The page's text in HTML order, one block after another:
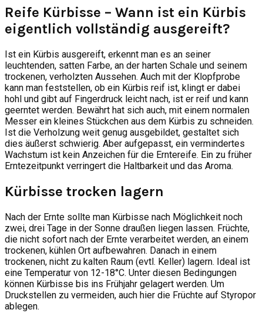
Reife Kürbisse – Wann ist ein Kürbis
eigentlich vollständig ausgereift?
Ist ein Kürbis ausgereift, erkennt man es an seiner
leuchtenden, satten Farbe, an der harten Schale und seinem
trockenen, verholzten Aussehen. Auch mit der Klopfprobe
kann man feststellen, ob ein Kürbis reif ist, klingt er dabei
hohl und gibt auf Fingerdruck leicht nach, ist er reif und kann
geerntet werden. Bewährt hat sich auch, mit einem normalen
Messer ein kleines Stückchen aus dem Kürbis zu schneiden.
Ist die Verholzung weit genug ausgebildet, gestaltet sich
dies äußerst schwierig. Aber aufgepasst, ein vermindertes
Wachstum ist kein Anzeichen für die Erntereife. Ein zu früher
Erntezeitpunkt verringert die Haltbarkeit und das Aroma.
Kürbisse trocken lagern
Nach der Ernte sollte man Kürbisse nach Möglichkeit noch
zwei, drei Tage in der Sonne draußen liegen lassen. Früchte,
die nicht sofort nach der Ernte verarbeitet werden, an einem
trockenen, kühlen Ort aufbewahren. Danach in einem
trockenen, nicht zu kalten Raum (evtl. Keller) lagern. Ideal ist
eine Temperatur von 12-18°C. Unter diesen Bedingungen
können Kürbisse bis ins Frühjahr gelagert werden. Um
Druckstellen zu vermeiden, auch hier die Früchte auf Styropor
ablegen.